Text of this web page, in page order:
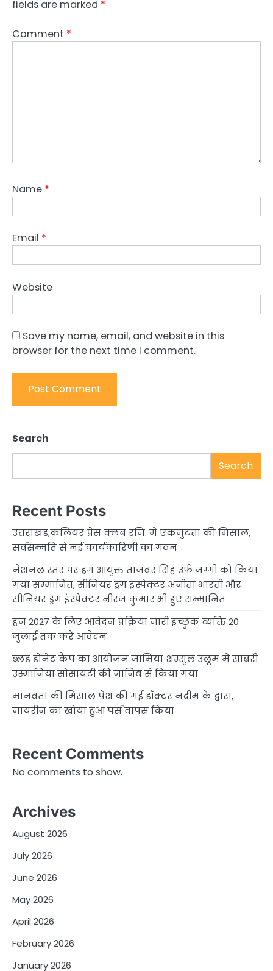
fields are marked *
Comment *
Name *
Email *
Website
Save my name, email, and website in this
browser for the next time I comment.
Search
Search
Recent Posts
उत्तराखंड,कलियर प्रेस क्लब रजि. में एकजुटता की मिसाल,
सर्वसम्मति से नई कार्यकारिणी का गठन
नेशनल स्तर पर ड्रग आयुक्त ताजवर सिंह उर्फ जग्गी को किया
गया सम्मानित, सीनियर ड्रग इंस्पेक्टर अनीता भारती और
सीनियर ड्रग इंस्पेक्टर नीरज कुमार भी हुए सम्मानित
हज 2027 के लिए आवेदन प्रक्रिया जारी इच्छुक व्यक्ति 20
जुलाई तक करें आवेदन
ब्लड डोनेट कैंप का आयोजन जामिया शम्सुल उलूम में साबरी
उस्मानिया सोसायटी की जानिब से किया गया
मानवता की मिसाल पेश की गई डॉक्टर नदीम के द्वारा,
ज़ायरीन का खोया हुआ पर्स वापस किया
Recent Comments
No comments to show.
Archives
August 2026
July 2026
June 2026
May 2026
April 2026
February 2026
January 2026